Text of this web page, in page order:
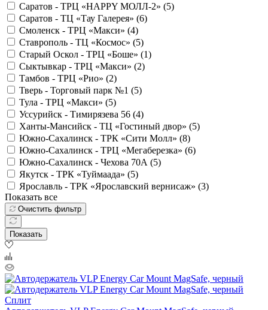
Саратов - ТРЦ «HAPPY МОЛЛ-2» (5)
Саратов - ТЦ «Тау Галерея» (6)
Смоленск - ТРЦ «Макси» (4)
Ставрополь - ТЦ «Космос» (5)
Старый Оскол - ТРЦ «Боше» (1)
Сыктывкар - ТРЦ «Макси» (2)
Тамбов - ТРЦ «Рио» (2)
Тверь - Торговый парк №1 (5)
Тула - ТРЦ «Макси» (5)
Уссурийск - Тимирязева 56 (4)
Ханты-Мансийск - ТЦ «Гостиный двор» (5)
Южно-Сахалинск - ТРК «Сити Молл» (8)
Южно-Сахалинск - ТРЦ «Мегаберезка» (6)
Южно-Сахалинск - Чехова 70А (5)
Якутск - ТРК «Туймаада» (5)
Ярославль - ТРК «Ярославский вернисаж» (3)
Показать все
Очистить фильтр
Показать
Сплит